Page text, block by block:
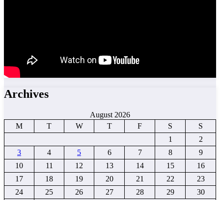
Archives
August 2026
M
T W T F S
S
1
2
3
4 5 6 7 8
9
10
11 12 13 14 15
16
17
18 19 20 21 22
23
24
25 26 27 28 29
30